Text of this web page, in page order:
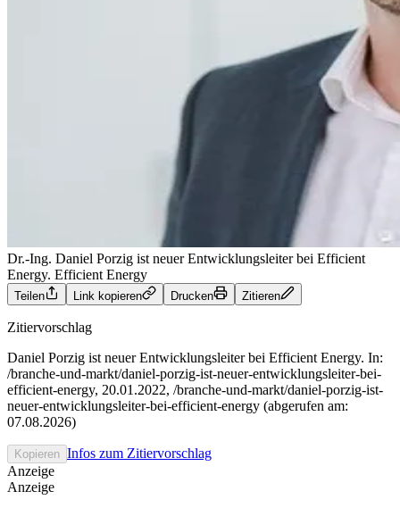
Dr.-Ing. Daniel Porzig ist neuer Entwicklungsleiter bei Efficient
Energy. Efficient Energy
Teilen Link kopieren Drucken Zitieren
Zitiervorschlag
Daniel Porzig ist neuer Entwicklungsleiter bei Efficient Energy. In:
/branche-und-markt/daniel-porzig-ist-neuer-entwicklungsleiter-bei-
efficient-energy, 20.01.2022, /branche-und-markt/daniel-porzig-ist-
neuer-entwicklungsleiter-bei-efficient-energy (abgerufen am:
07.08.2026)
Kopieren Infos zum Zitiervorschlag
Anzeige
Anzeige